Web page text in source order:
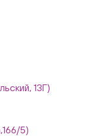
13Г)
5)